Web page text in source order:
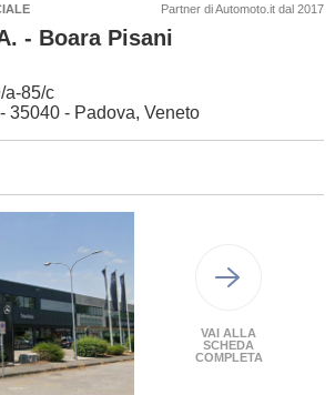
Partner di Automoto.it dal 2017
- Boara Pisani
a-85/c
35040 - Padova, Veneto
VAI ALLA
SCHEDA
COMPLETA